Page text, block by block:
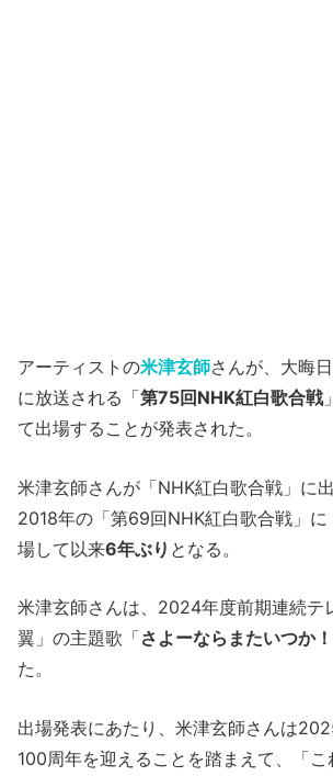
アーティストの米津玄師さんが、大晦
に放送される「第75回NHK紅白歌合戦
て出場することが発表された。
米津玄師さんが「NHK紅白歌合戦」に出
2018年の「第69回NHK紅白歌合戦」
場して以来6年ぶり となる。
米津玄師さんは、2024年度前期連続テ
翼」の主題歌「さよーならまたいつか！
た。
出場発表にあたり、米津玄師さんは
100周年を迎えることを踏まえて、「